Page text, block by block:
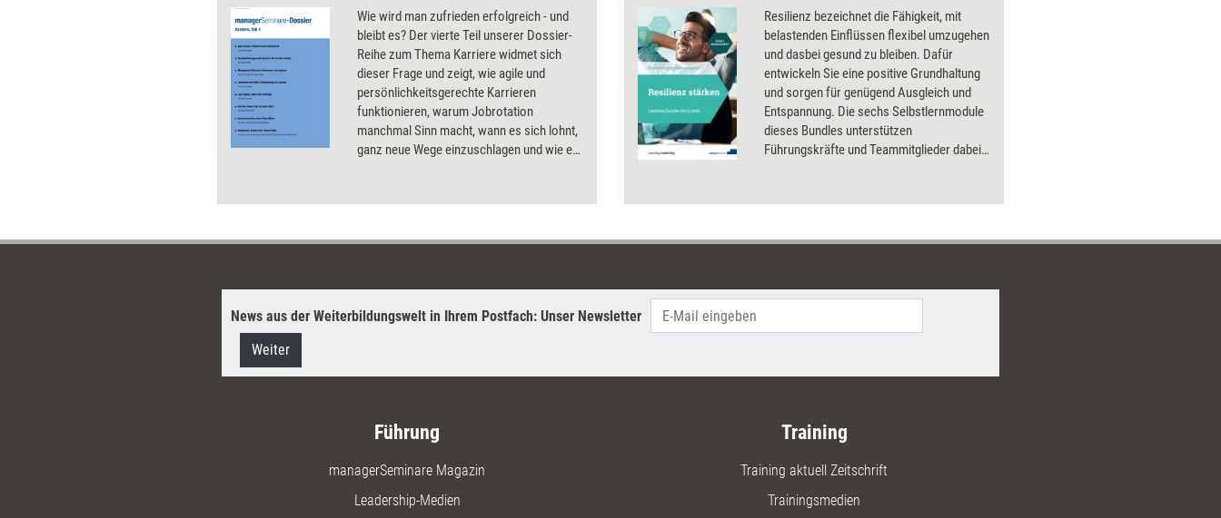
Wie wird man zufrieden erfolgreich - und
bleibt es? Der vierte Teil unserer Dossier-
Reihe zum Thema Karriere widmet sich
dieser Frage und zeigt, wie agile und
persönlichkeitsgerechte Karrieren
funktionieren, warum Jobrotation
manchmal Sinn macht, wann es sich lohnt,
ganz neue Wege einzuschlagen und wie ein
Resilienz bezeichnet die Fähigkeit, mit
belastenden Einflüssen flexibel umzugehen
und dasbei gesund zu bleiben. Dafür
entwickeln Sie eine positive Grundhaltung
und sorgen für genügend Ausgleich und
Entspannung. Die sechs Selbstlernmodule
dieses Bundles unterstützen
Führungskräfte und Teammitglieder dabei,
News aus der Weiterbildungswelt in Ihrem Postfach: Unser Newsletter
Weiter
Führung
managerSeminare Magazin
Leadership-Medien
Training
Training aktuell Zeitschrift
Trainingsmedien